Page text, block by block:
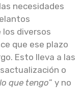
necesidades
diversos
que ese plazo
Esto lleva a las
o
que tengo” y no